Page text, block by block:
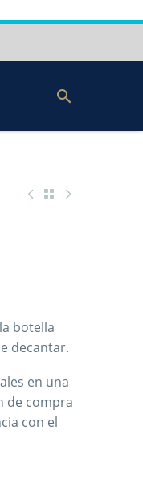
botella
decantar.
en una
de compra
con el